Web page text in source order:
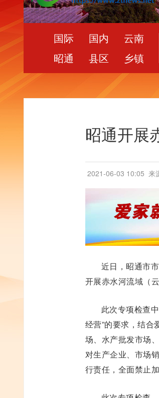
国际 国内
云南
昭通
县区 乡镇
昭通开展
2021-06-03 10:05 来
近日，昭通市
开展赤水河流域（
此次专项检查
经营”的要求，结合
场、水产批发市场
对生产企业、市场
行责任，全面禁止